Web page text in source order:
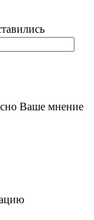
Ваше мнение